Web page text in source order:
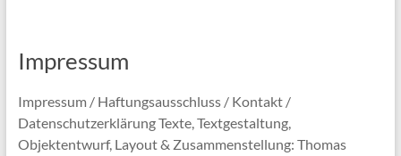
Impressum
Impressum / Haftungsausschluss / Kontakt /
Datenschutzerklärung Texte, Textgestaltung,
Objektentwurf, Layout & Zusammenstellung: Thomas